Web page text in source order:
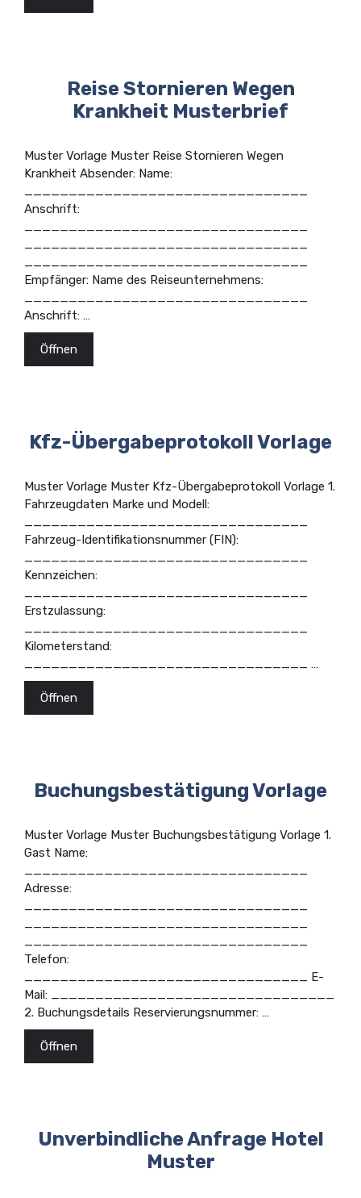
Reise Stornieren Wegen
Krankheit Musterbrief
Muster Vorlage Muster Reise Stornieren Wegen
Krankheit Absender: Name:
________________________________
Anschrift:
________________________________
________________________________
________________________________
Empfänger: Name des Reiseunternehmens:
________________________________
Anschrift: …
Öffnen
Kfz-Übergabeprotokoll Vorlage
Muster Vorlage Muster Kfz-Übergabeprotokoll Vorlage 1.
Fahrzeugdaten Marke und Modell:
________________________________
Fahrzeug-Identifikationsnummer (FIN):
________________________________
Kennzeichen:
________________________________
Erstzulassung:
________________________________
Kilometerstand:
________________________________ …
Öffnen
Buchungsbestätigung Vorlage
Muster Vorlage Muster Buchungsbestätigung Vorlage 1.
Gast Name:
________________________________
Adresse:
________________________________
________________________________
________________________________
Telefon:
________________________________ E-
Mail: ________________________________
2. Buchungsdetails Reservierungsnummer: …
Öffnen
Unverbindliche Anfrage Hotel
Muster